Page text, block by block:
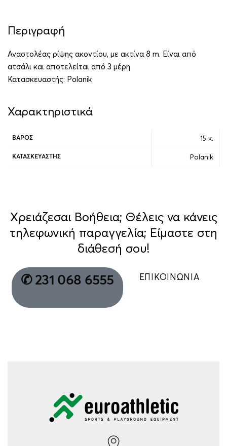
Περιγραφή
Αναστολέας ρίψης ακοντίου, με ακτίνα 8 m. Είναι από
ατσάλι και αποτελείται από 3 μέρη
Κατασκευαστής: Polanik
Χαρακτηριστικά
ΒΆΡΟΣ 15 κ.
ΚΑΤΑΣΚΕΥΑΣΤΉΣ Polanik
Χρειάζεσαι Βοήθεια; Θέλεις να κάνεις
τηλεφωνική παραγγελία; Είμαστε στη
διάθεσή σου!
✆ 231 068 6555 ΕΠΙΚΟΙΝΩΝΙΑ